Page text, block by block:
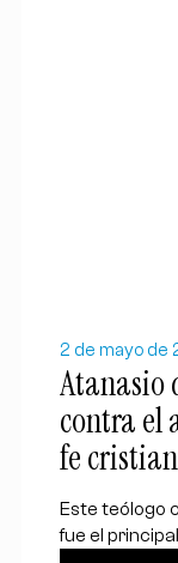
2 de mayo de
Atanasio
contra el
fe
Este teólogo
fue el